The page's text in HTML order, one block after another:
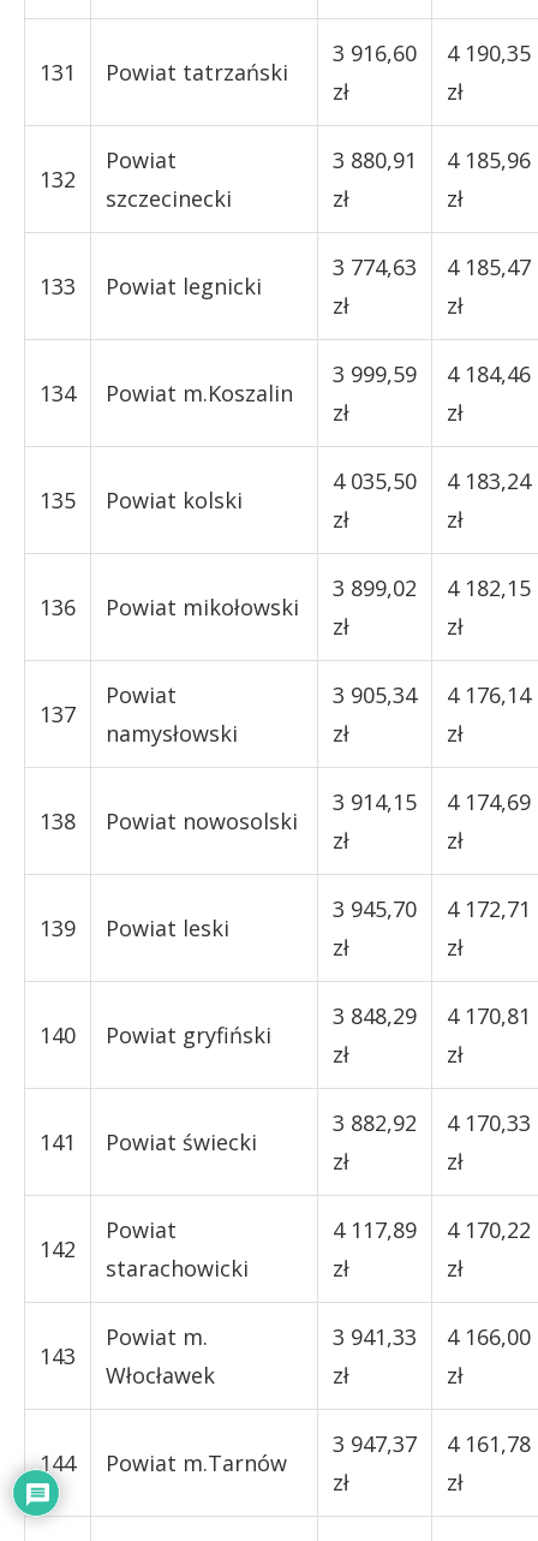
131 Powiat tatrzański
3 916,60
zł
4 190,35
zł
132
Powiat
szczecinecki
3 880,91
zł
4 185,96
zł
133 Powiat legnicki
3 774,63
zł
4 185,47
zł
134 Powiat m.Koszalin
3 999,59
zł
4 184,46
zł
135 Powiat kolski
4 035,50
zł
4 183,24
zł
136 Powiat mikołowski
3 899,02
zł
4 182,15
zł
137
Powiat
namysłowski
3 905,34
zł
4 176,14
zł
138 Powiat nowosolski
3 914,15
zł
4 174,69
zł
139 Powiat leski
3 945,70
zł
4 172,71
zł
140 Powiat gryfiński
3 848,29
zł
4 170,81
zł
141 Powiat świecki
3 882,92
zł
4 170,33
zł
142
Powiat
starachowicki
4 117,89
zł
4 170,22
zł
143
Powiat m.
Włocławek
3 941,33
zł
4 166,00
zł
144 Powiat m.Tarnów
3 947,37
zł
4 161,78
zł